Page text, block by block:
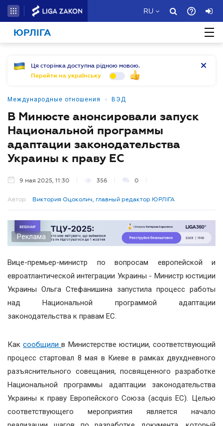
RU
ЮРЛІГА
Ця сторінка доступна рідною мовою.
Перейти на українську
Международные отношения • ВЭД
В Минюсте анонсировали запуск
Национальной программы
адаптации законодательства
Украины к праву ЕС
9 мая 2025, 11:30 356 0
Автор: Виктория Оцоколич, главный редактор ЮРЛІГА
Реклама
Вице-премьер-министр по вопросам европейской и
евроатлантической интеграции Украины - Министр юстиции
Украины Ольга Стефанишина запустила процесс работы
над Национальной программой адаптации
законодательства к правам ЕС.
Каксообщилив Министерстве юстиции, соответствующий
процесс стартовал 8 мая в Киеве в рамках двухдневного
разъяснительного совещания, посвященного разработке
Национальной программы адаптации законодательства
Украины к праву Европейского Союза (acquis ЕС). Целью
соответствующего мероприятия является начало